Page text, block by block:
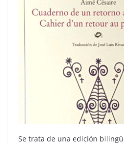
Se trata de una edición